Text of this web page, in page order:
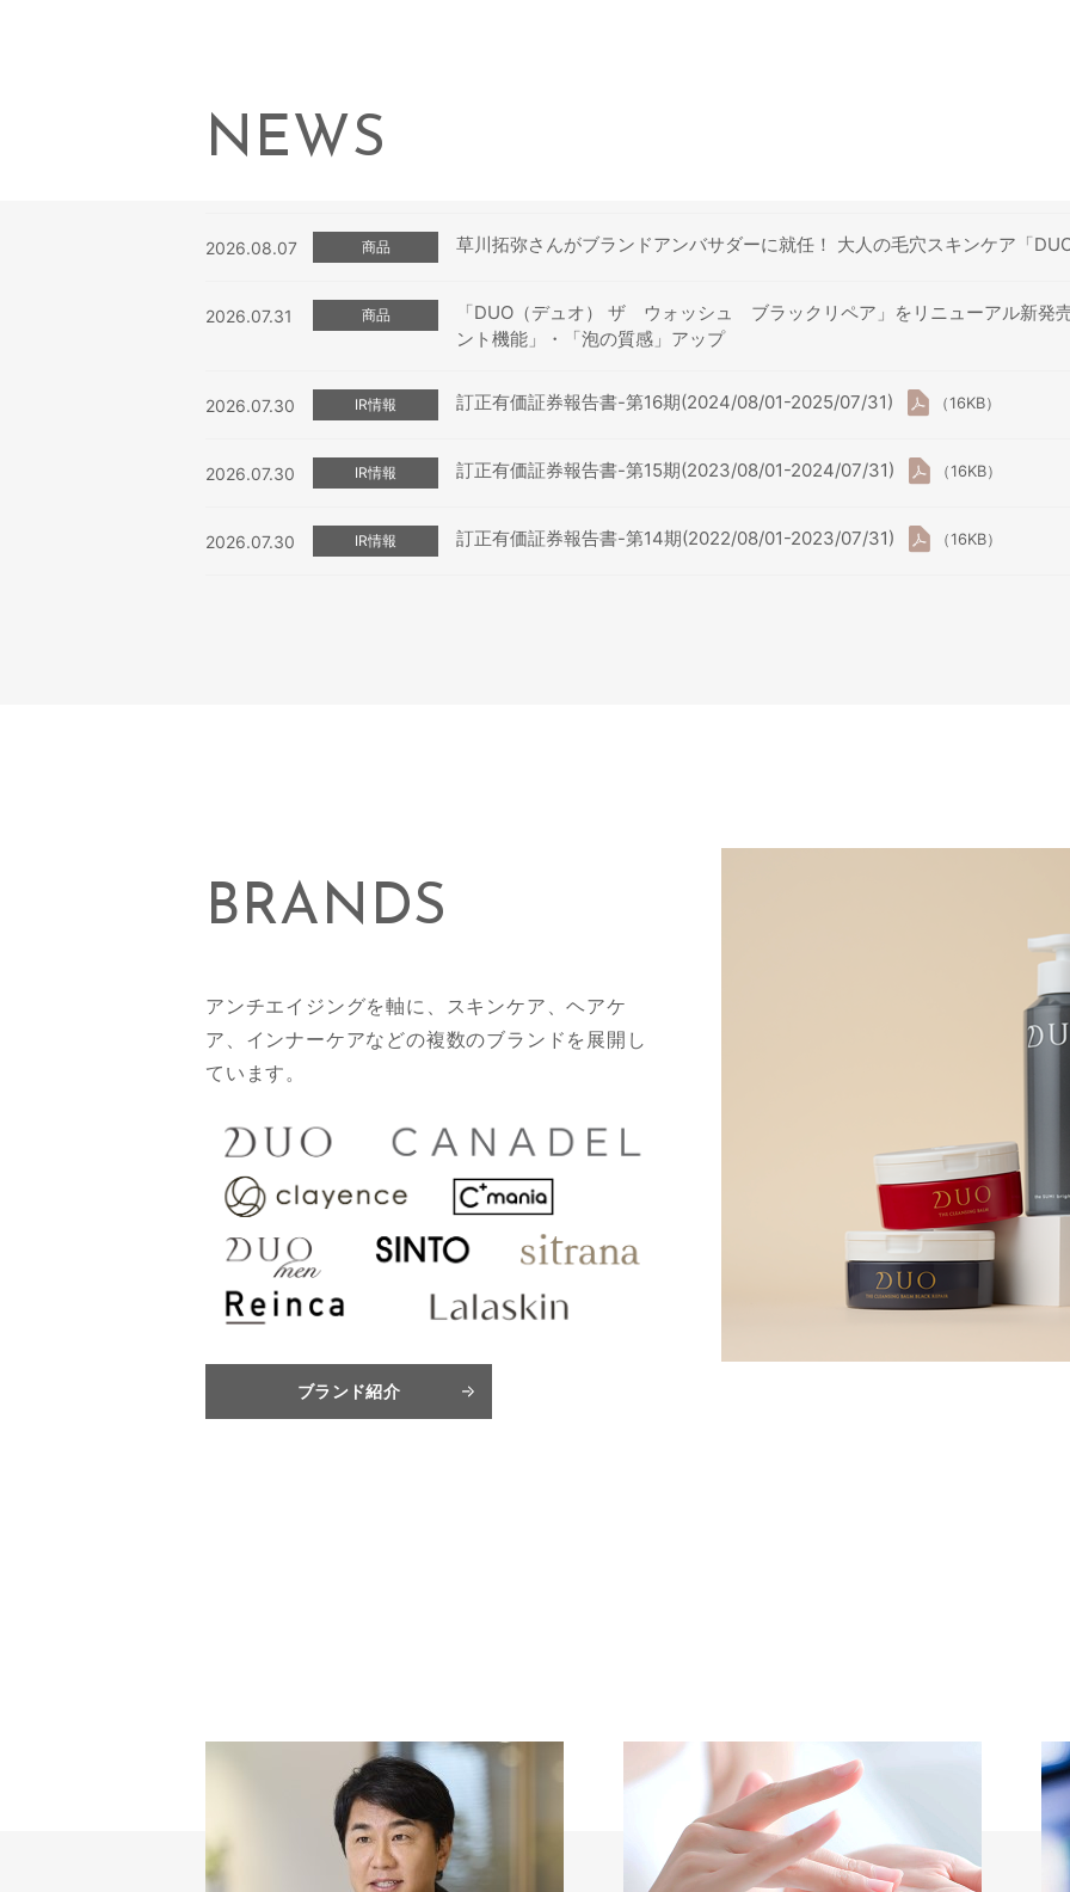
NEWS
2026.08.07 商品 草川拓弥さんがブランドアンバサダーに就任！ 大人の毛穴スキンケア「
2026.07.31 商品
「DUO（デュオ） ザ ウォッシュ ブラックリペア」をリニューアル新発
ント機能」・「泡の質感」アップ
2026.07.30 IR情報 訂正有価証券報告書-第16期(2024/08/01-2025/07/31) （16KB）
2026.07.30 IR情報 訂正有価証券報告書-第15期(2023/08/01-2024/07/31) （16KB）
2026.07.30 IR情報 訂正有価証券報告書-第14期(2022/08/01-2023/07/31) （16KB）
BRANDS
アンチエイジングを軸に、スキンケア、ヘアケ
ア、インナーケアなどの複数のブランドを展開し
ています。
ブランド紹介